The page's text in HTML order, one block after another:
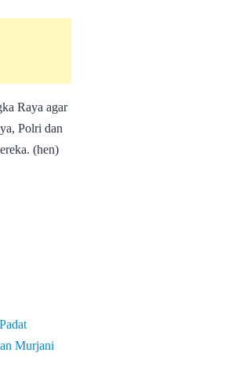
Raya agar
Polri dan
(hen)